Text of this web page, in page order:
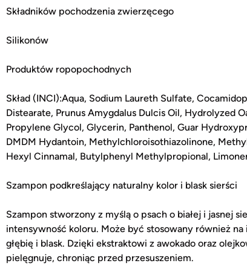
Składników pochodzenia zwierzęcego
Silikonów
Produktów ropopochodnych
Skład (INCI):Aqua, Sodium Laureth Sulfate,
Distearate, Prunus Amygdalus Dulcis Oil, Hydrolyzed
Propylene Glycol, Glycerin, Panthenol, Guar
DMDM Hydantoin, Methylchloroisothiazolinone,
Hexyl Cinnamal, Butylphenyl Methylpropional,
Szampon podkreślający naturalny kolor i blask sierści
Szampon stworzony z myślą o psach o białej i jasnej
intensywność koloru. Może być stosowany również
głębię i blask. Dzięki ekstraktowi z awokado oraz
pielęgnuje, chroniąc przed przesuszeniem.